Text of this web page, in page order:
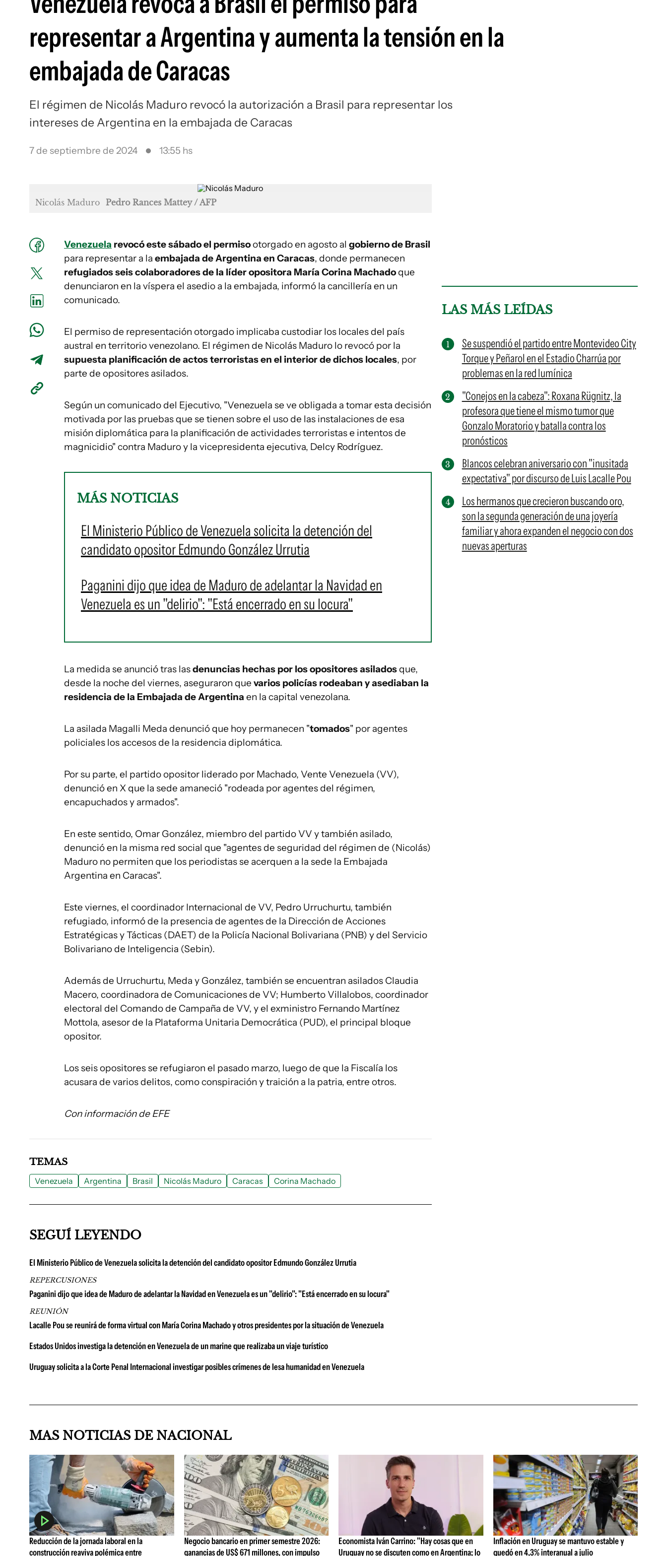
representar a Argentina y aumenta la tensión en la
embajada de Caracas
El régimen de Nicolás Maduro revocó la autorización a Brasil para representar los
intereses de Argentina en la embajada de Caracas
7 de septiembre de 2024 13:55 hs
Nicolás Maduro Pedro Rances Mattey / AFP
Venezuela revocó este sábado el permisootorgado en agosto al gobierno de Brasil
para representar a la embajada de Argentina en Caracas, donde permanecen
refugiados seis colaboradores de la líder opositora María Corina Machadoque
denunciaron en la víspera el asedio a la embajada, informó la cancillería en un
comunicado.
El permiso de representación otorgado implicaba custodiar los locales del país
austral en territorio venezolano. El régimen de Nicolás Maduro lo revocó por la
supuesta planificación de actos terroristas en el interior de dichos locales, por
parte de opositores asilados.
Según un comunicado del Ejecutivo, "Venezuela se ve obligada a tomar esta decisión
motivada por las pruebas que se tienen sobre el uso de las instalaciones de esa
misión diplomática para la planificación de actividades terroristas e intentos de
magnicidio" contra Maduro y la vicepresidenta ejecutiva, Delcy Rodríguez.
MÁS NOTICIAS
El Ministerio Público de Venezuela solicita la detención del
candidato opositor Edmundo González Urrutia
Paganini dijo que idea de Maduro de adelantar la Navidad en
Venezuela es un "delirio": "Está encerrado en su locura"
La medida se anunció tras lasdenuncias hechas por los opositores asiladosque,
desde la noche del viernes, aseguraron que varios policías rodeaban y asediaban la
residencia de la Embajada de Argentina en la capital venezolana.
La asilada Magalli Meda denunció que hoy permanecen "tomados" por agentes
policiales los accesos de la residencia diplomática.
Por su parte, el partido opositor liderado por Machado, Vente Venezuela (VV),
denunció en X que la sede amaneció "rodeada por agentes del régimen,
encapuchados y armados".
En este sentido, Omar González, miembro del partido VV y también asilado,
denunció en la misma red social que "agentes de seguridad del régimen de (Nicolás)
Maduro no permiten que los periodistas se acerquen a la sede la Embajada
Argentina en Caracas".
Este viernes, el coordinador Internacional de VV, Pedro Urruchurtu, también
refugiado, informó de la presencia de agentes de la Dirección de Acciones
Estratégicas y Tácticas (DAET) de la Policía Nacional Bolivariana (PNB) y del Servicio
Bolivariano de Inteligencia (Sebin).
Además de Urruchurtu, Meda y González, también se encuentran asilados Claudia
Macero, coordinadora de Comunicaciones de VV; Humberto Villalobos, coordinador
electoral del Comando de Campaña de VV, y el exministro Fernando Martínez
Mottola, asesor de la Plataforma Unitaria Democrática (PUD), el principal bloque
opositor.
Los seis opositores se refugiaron el pasado marzo, luego de que la Fiscalía los
acusara de varios delitos, como conspiración y traición a la patria, entre otros.
Con información de EFE
LAS MÁS LEÍDAS
Se suspendió el partido entre Montevideo City
Torque y Peñarol en el Estadio Charrúa por
problemas en la red lumínica
"Conejos en la cabeza": Roxana Rügnitz, la
profesora que tiene el mismo tumor que
Gonzalo Moratorio y batalla contra los
pronósticos
Blancos celebran aniversario con "inusitada
expectativa" por discurso de Luis Lacalle Pou
Los hermanos que crecieron buscando oro,
son la segunda generación de una joyería
familiar y ahora expanden el negocio con dos
nuevas aperturas
TEMAS
Venezuela Argentina Brasil Nicolás Maduro Caracas Corina Machado
SEGUÍ LEYENDO
El Ministerio Público de Venezuela solicita la detención del candidato opositor Edmundo González Urrutia
REPERCUSIONES
Paganini dijo que idea de Maduro de adelantar la Navidad en Venezuela es un "delirio": "Está encerrado en su locura"
REUNIÓN
Lacalle Pou se reunirá de forma virtual con María Corina Machado y otros presidentes por la situación de Venezuela
Estados Unidos investiga la detención en Venezuela de un marine que realizaba un viaje turístico
Uruguay solicita a la Corte Penal Internacional investigar posibles crímenes de lesa humanidad en Venezuela
MAS NOTICIAS DE NACIONAL
Reducción de la jornada laboral en la
construcción reaviva polémica entre
Negocio bancario en primer semestre 2026:
ganancias de US$ 671 millones, con impulso
Economista Iván Carrino: "Hay cosas que en
Uruguay no se discuten como en Argentina; lo
Inflación en Uruguay se mantuvo estable y
quedó en 4,3% interanual a julio